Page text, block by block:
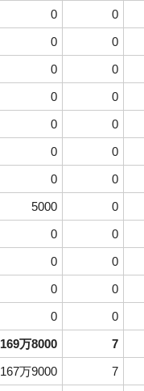
0 0
0 0
0 0
0 0
0 0
0 0
0 0
5000 0
0 0
0 0
0 0
0 0
169万8000 7
167万9000 7